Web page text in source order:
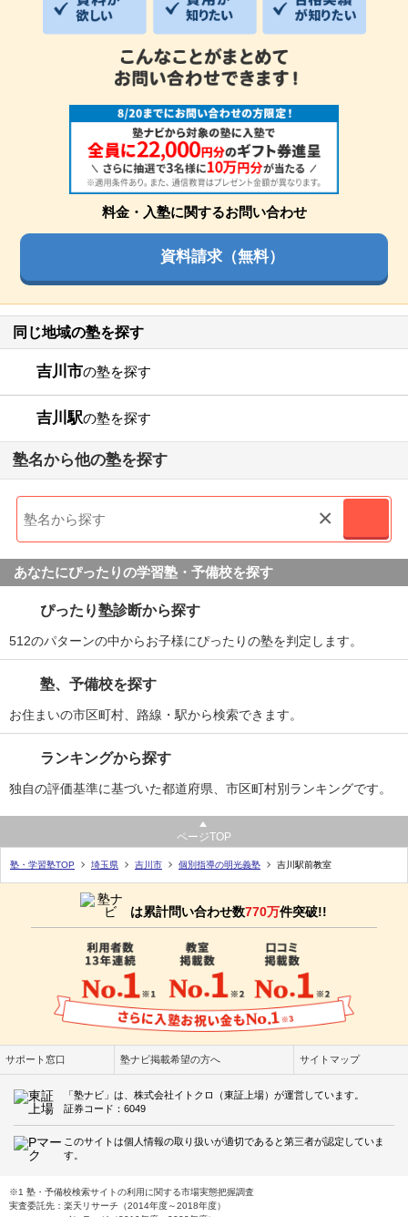
料金・入塾に関するお問い合わせ
資料請求（無料）
同じ地域の塾を探す
吉川市の塾を探す
吉川駅の塾を探す
塾名から他の塾を探す
×
あなたにぴったりの学習塾・予備校を探す
ぴったり塾診断から探す
512のパターンの中からお子様にぴったりの塾を判定します。
塾、予備校を探す
お住まいの市区町村、路線・駅から検索できます。
ランキングから探す
独自の評価基準に基づいた都道府県、市区町村別ランキングです。
ページTOP
塾・学習塾TOP 埼玉県 吉川市 個別指導の明光義塾 吉川駅前教室
は累計問い合わせ数770万件突破!!
サポート窓口 塾ナビ掲載希望の方へ サイトマップ
「塾ナビ」は、株式会社イトクロ（東証上場）が運営しています。
証券コード：6049
このサイトは個人情報の取り扱いが適切であると第三者が認定していま
す。
※1 塾・予備校検索サイトの利用に関する市場実態把握調査
実査委託先：楽天リサーチ（2014年度～2018年度）